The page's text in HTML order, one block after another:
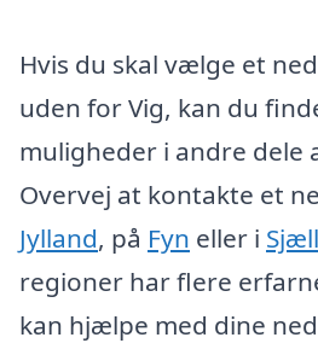
Hvis du skal vælge et
uden for Vig, kan du
muligheder i andre dele
Overvej at kontakte et
Jylland, på Fyn eller i
regioner har flere
kan hjælpe med dine